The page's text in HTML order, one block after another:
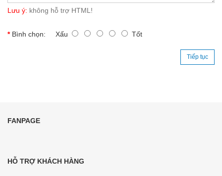
Lưu ý: không hỗ trợ HTML!
Bình chọn: Xấu Tốt
Tiếp tục
FANPAGE
HỖ TRỢ KHÁCH HÀNG